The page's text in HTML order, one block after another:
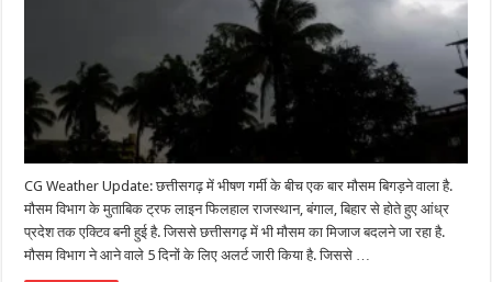
CG Weather Update: छत्तीसगढ़ में भीषण गर्मी के बीच एक बार मौसम बिगड़ने वाला है.
मौसम विभाग के मुताबिक ट्रफ लाइन फिलहाल राजस्थान, बंगाल, बिहार से होते हुए आंध्र
प्रदेश तक एक्टिव बनी हुई है. जिससे छत्तीसगढ़ में भी मौसम का मिजाज बदलने जा रहा है.
मौसम विभाग ने आने वाले 5 दिनों के लिए अलर्ट जारी किया है. जिससे …